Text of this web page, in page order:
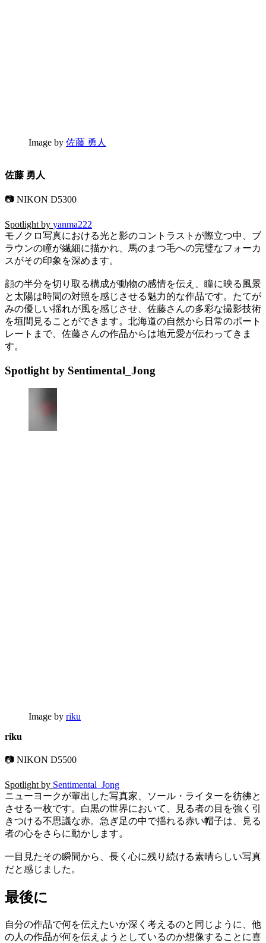
Image by 佐藤 勇人
佐藤 勇人
📷 NIKON D5300
Spotlight by yanma222
モノクロ写真における光と影のコントラストが際立つ中、ブ
ラウンの瞳が繊細に描かれ、馬のまつ毛への完璧なフォーカ
スがその印象を深めます。
顔の半分を切り取る構成が動物の感情を伝え、瞳に映る風景
と太陽は時間の対照を感じさせる魅力的な作品です。たてが
みの優しい揺れが風を感じさせ、佐藤さんの多彩な撮影技術
を垣間見ることができます。北海道の自然から日常のポート
レートまで、佐藤さんの作品からは地元愛が伝わってきま
す。
Spotlight by Sentimental_Jong
Image by riku
riku
📷 NIKON D5500
Spotlight by Sentimental_Jong
ニューヨークが輩出した写真家、ソール・ライターを彷彿と
させる一枚です。白黒の世界において、見る者の目を強く引
きつける不思議な赤。急ぎ足の中で揺れる赤い帽子は、見る
者の心をさらに動かします。
一目見たその瞬間から、長く心に残り続ける素晴らしい写真
だと感じました。
最後に
自分の作品で何を伝えたいか深く考えるのと同じように、他
の人の作品が何を伝えようとしているのか想像することに喜